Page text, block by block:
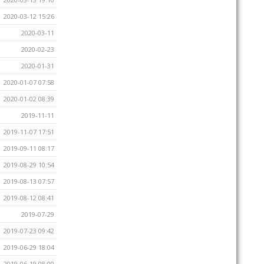
2020-03-12 15:26
2020-03-11
2020-02-23
2020-01-31
2020-01-07 07:58
2020-01-02 08:39
2019-11-11
2019-11-07 17:51
2019-09-11 08:17
2019-08-29 10:54
2019-08-13 07:57
2019-08-12 08:41
2019-07-29
2019-07-23 09:42
2019-06-29 18:04